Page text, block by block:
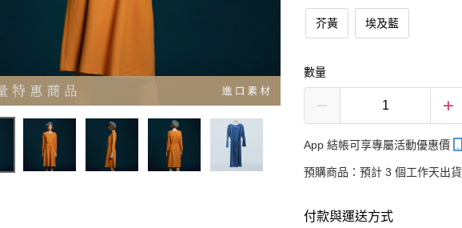
芥黃 埃及藍
數量
App 結帳可享專屬活動優惠價
預購商品：預計 3 個工作天出貨
付款與運送方式